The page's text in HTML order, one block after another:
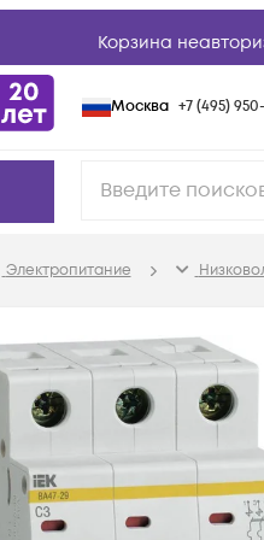
Корзина
Москва +7 (495) 950-
Электропитание